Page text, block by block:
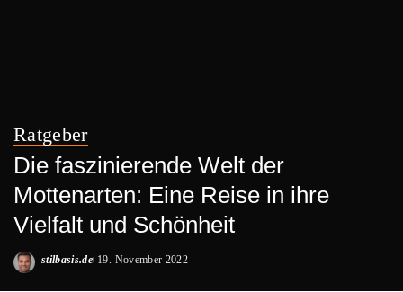
Ratgeber
Die faszinierende Welt der
Mottenarten: Eine Reise in ihre
Vielfalt und Schönheit
Posted
stilbasis.de 19. November 2022